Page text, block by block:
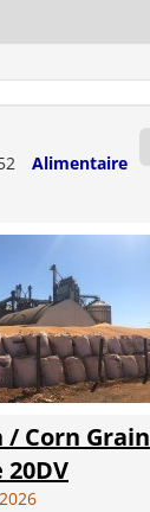
Alimentaire
/ Corn Grain